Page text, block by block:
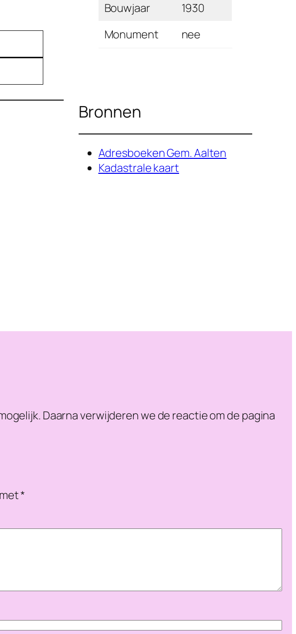
Bouwjaar
1930
Monument
nee
Bronnen
Adresboeken Gem. Aalten
Kadastrale kaart
Daarna verwijderen we de reactie om de pagina
*